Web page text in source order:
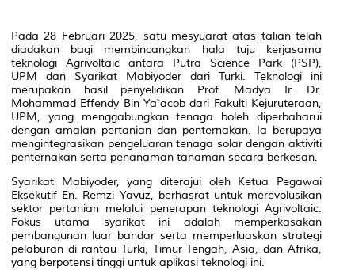
Pada 28 Februari 2025, satu mesyuarat atas talian telah
diadakan bagi membincangkan hala tuju kerjasama
teknologi Agrivoltaic antara Putra Science Park (PSP),
UPM dan Syarikat Mabiyoder dari Turki. Teknologi ini
merupakan hasil penyelidikan Prof. Madya Ir. Dr.
Mohammad Effendy Bin Ya`acob dari Fakulti Kejuruteraan,
UPM, yang menggabungkan tenaga boleh diperbaharui
dengan amalan pertanian dan penternakan. Ia berupaya
mengintegrasikan pengeluaran tenaga solar dengan aktiviti
penternakan serta penanaman tanaman secara berkesan.
Syarikat Mabiyoder, yang diterajui oleh Ketua Pegawai
Eksekutif En. Remzi Yavuz, berhasrat untuk merevolusikan
sektor pertanian melalui penerapan teknologi Agrivoltaic.
Fokus utama syarikat ini adalah memperkasakan
pembangunan luar bandar serta memperluaskan strategi
pelaburan di rantau Turki, Timur Tengah, Asia, dan Afrika,
yang berpotensi tinggi untuk aplikasi teknologi ini.